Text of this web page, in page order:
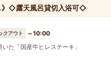
》◇露天風呂貸切入浴可◇
クアウト
～10:00
た「国産牛ヒレステーキ」